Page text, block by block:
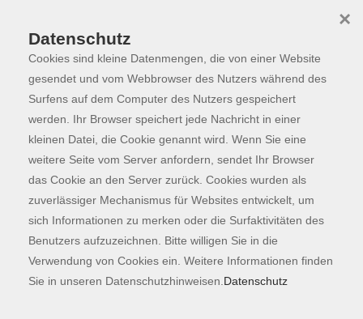
Skip to main content
Programm
Der Kurs konnte nicht gefunden werden.
Kontaktformular
Impressum
AGB
Datenschutzerklärung
Datenschutz
Cookies sind kleine Datenmengen, die von einer Website
gesendet und vom Webbrowser des Nutzers während des
Surfens auf dem Computer des Nutzers gespeichert
werden. Ihr Browser speichert jede Nachricht in einer
kleinen Datei, die Cookie genannt wird. Wenn Sie eine
weitere Seite vom Server anfordern, sendet Ihr Browser
das Cookie an den Server zurück. Cookies wurden als
zuverlässiger Mechanismus für Websites entwickelt, um
sich Informationen zu merken oder die Surfaktivitäten des
Benutzers aufzuzeichnen. Bitte willigen Sie in die
Verwendung von Cookies ein. Weitere Informationen finden
Sie in unseren Datenschutzhinweisen. Datenschutz
×